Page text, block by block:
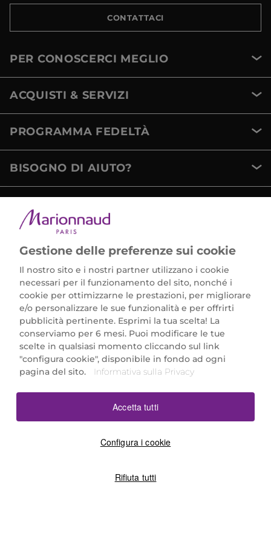
CONTATTACI
PER CONOSCERCI MEGLIO
ACQUISTI & SERVIZI
PROGRAMMA FEDELTÀ
BISOGNO DI AIUTO?
Marionnaud Parfumeries Italia S.r.l.
Largo Fiera Milano 5, 20017 Rho (MI)
REA Milano 1650024 con P.IVA 13425220152.
SCARICA LA NOSTRA APP
Gestione delle preferenze sui cookie
Il nostro sito e i nostri partner utilizzano i cookie
necessari per il funzionamento del sito, nonché i
cookie per ottimizzarne le prestazioni, per migliorare
e/o personalizzare le sue funzionalità e per offrirti
pubblicità pertinente. Esprimi la tua scelta! La
conserviamo per 6 mesi. Puoi modificare le tue
scelte in qualsiasi momento cliccando sul link
"configura cookie", disponibile in fondo ad ogni
pagina del sito.
Informativa sulla Privacy
Configura i cookie
Rifiuta tutti
Accetta tutti